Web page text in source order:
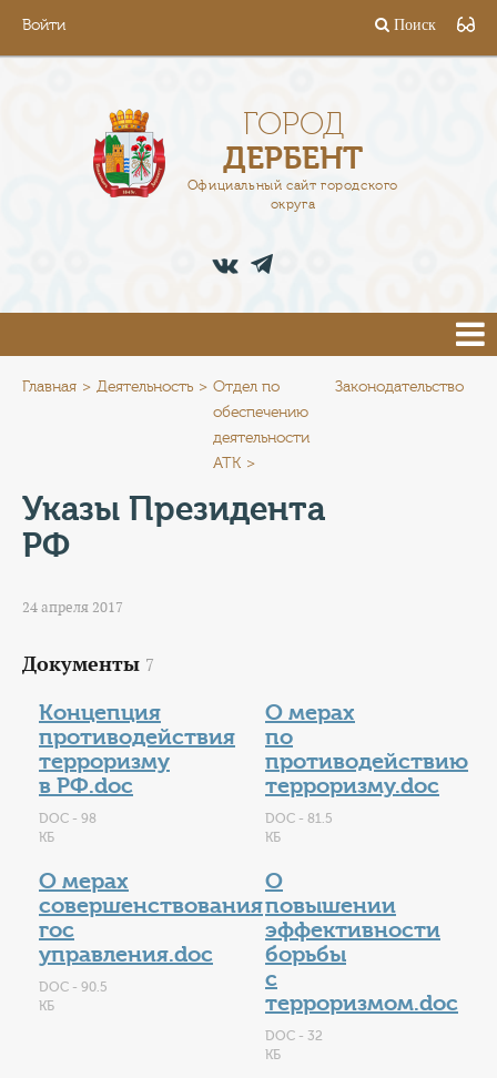
Войти Поиск
ГОРОД
ДЕРБЕНТ
Официальный сайт городского
округа
АДМИНИСТРАЦИЯ
ПРЕСС-ЦЕНТР
КОНТАКТЫ
ТАРИФЫ
ГЕРОИ Z
КАТАЛОГ УСЛУГ
СЛУЖБА ПО КОНТРАКТУ
Главная Деятельность
Отдел по
обеспечению
деятельности
АТК
Законодательство
Указы Президента
РФ
24 апреля 2017
Документы 7
Концепция
противодействия
терроризму
в РФ.doc
DOC - 98
КБ
О мерах
по
противодействию
терроризму.doc
DOC - 81.5
КБ
О мерах
совершенствования
гос
управления.doc
DOC - 90.5
КБ
О
повышении
эффективности
борьбы
с
терроризмом.doc
DOC - 32
КБ